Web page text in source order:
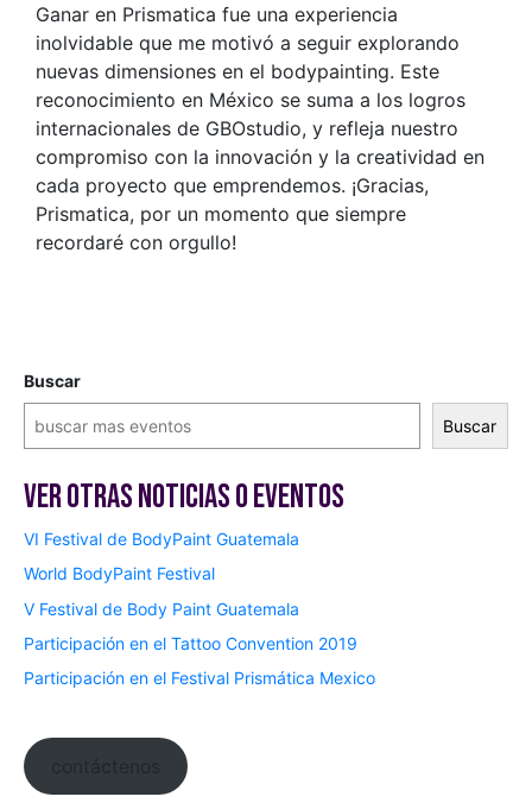
Ganar en Prismatica fue una experiencia
inolvidable que me motivó a seguir explorando
nuevas dimensiones en el bodypainting. Este
reconocimiento en México se suma a los logros
internacionales de GBOstudio, y refleja nuestro
compromiso con la innovación y la creatividad en
cada proyecto que emprendemos. ¡Gracias,
Prismatica, por un momento que siempre
recordaré con orgullo!
Buscar
Buscar
Ver otras Noticias o Eventos
VI Festival de BodyPaint Guatemala
World BodyPaint Festival
V Festival de Body Paint Guatemala
Participación en el Tattoo Convention 2019
Participación en el Festival Prismática Mexico